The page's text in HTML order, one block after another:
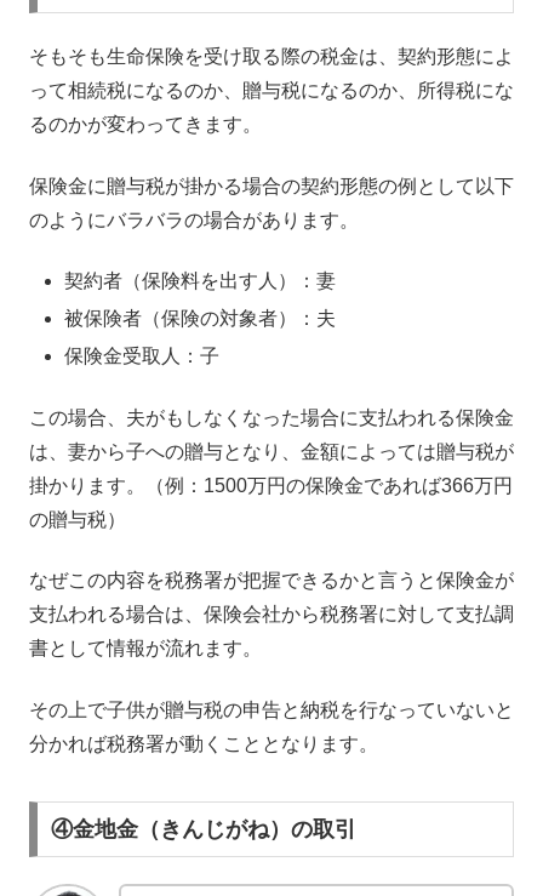
そもそも生命保険を受け取る際の税金は、契約形態によ
って相続税になるのか、贈与税になるのか、所得税にな
るのかが変わってきます。
保険金に贈与税が掛かる場合の契約形態の例として以下
のようにバラバラの場合があります。
契約者（保険料を出す人）：妻
被保険者（保険の対象者）：夫
保険金受取人：子
この場合、夫がもしなくなった場合に支払われる保険金
は、妻から子への贈与となり、金額によっては贈与税が
掛かります。（例：1500万円の保険金であれば366万円
の贈与税）
なぜこの内容を税務署が把握できるかと言うと保険金が
支払われる場合は、保険会社から税務署に対して支払調
書として情報が流れます。
その上で子供が贈与税の申告と納税を行なっていないと
分かれば税務署が動くこととなります。
④金地金（きんじがね）の取引